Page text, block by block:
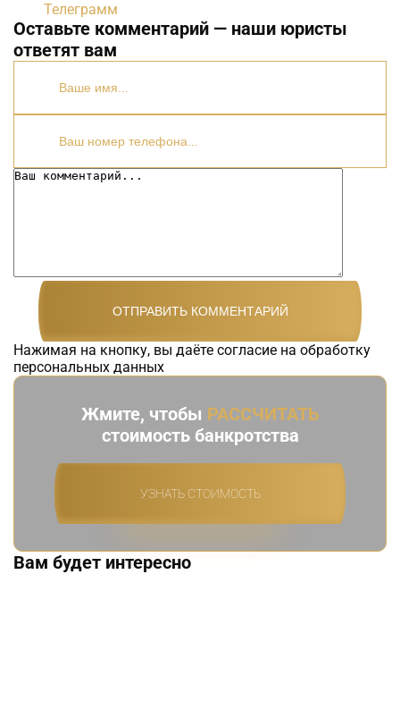
Телеграмм
Оставьте комментарий — наши юристы
ответят вам
Нажимая на кнопку, вы даёте согласие на обработку
персональных данных
Жмите, чтобы РАССЧИТАТЬ
стоимость банкротства
УЗНАТЬ СТОИМОСТЬ
Вам будет интересно